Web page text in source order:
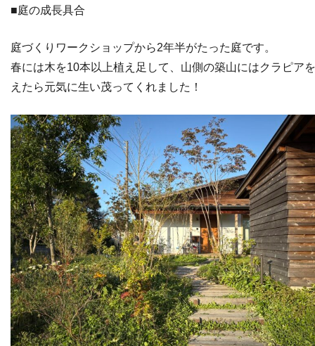
■庭の成長具合
庭づくりワークショップから2年半がたった庭です。
春には木を10本以上植え足して、山側の築山にはクラピア
えたら元気に生い茂ってくれました！